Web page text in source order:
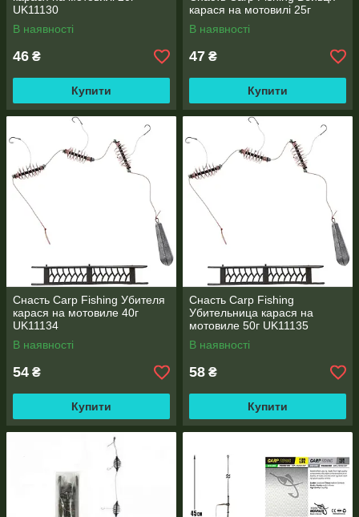
UK11130
В наявності
46 ₴
Купити
карася на мотовилі 25г
В наявності
47 ₴
Купити
Снасть Carp Fishing Убителя
карася на мотовиле 40г
UK11134
В наявності
54 ₴
Купити
Снасть Carp Fishing
Убительница карася на
мотовиле 50г UK11135
В наявності
58 ₴
Купити